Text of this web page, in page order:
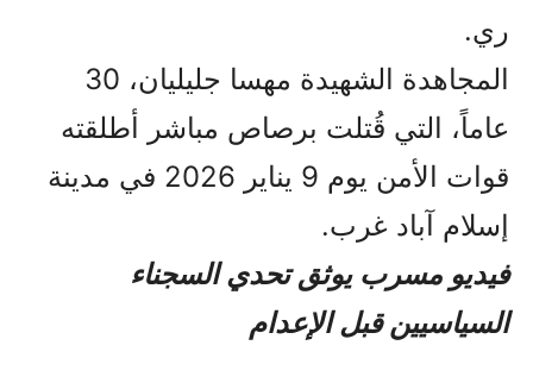
ري.
المجاهدة الشهيدة مهسا جليليان، 30
عاماً، التي قُتلت برصاص مباشر أطلقته
قوات الأمن يوم 9 يناير 2026 في مدينة
إسلام آباد غرب.
فيديو مسرب يوثق تحدي السجناء
السياسيين قبل الإعدام